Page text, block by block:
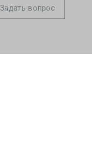
Задать вопрос